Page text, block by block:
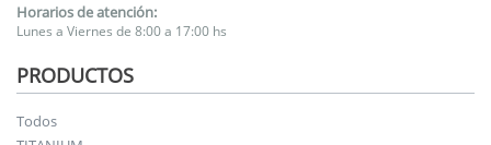
Horarios de atención:
Lunes a Viernes de 8:00 a 17:00 hs
PRODUCTOS
Todos